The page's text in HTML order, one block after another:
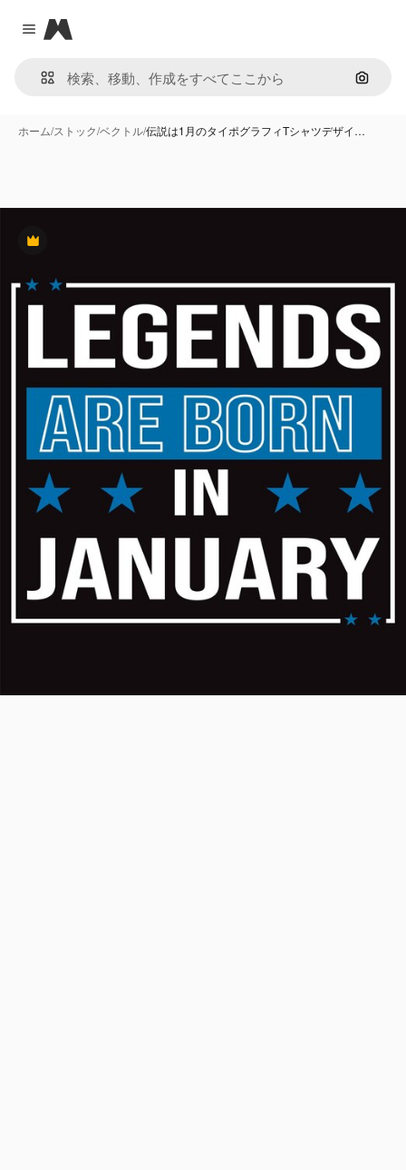
Close menu
Magnific
画像で
ホーム/ストック/ベクトル/伝説は1月のタイポグラフィTシャツデザイ…
Premium